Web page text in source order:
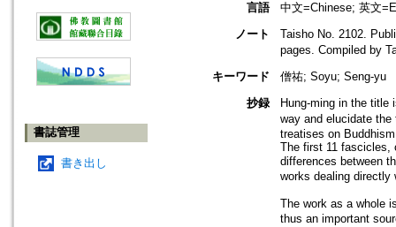
書誌管理
書き出し
言語
中文=Chinese; 英文
ノート
Taisho No. 2102.
pages. Compiled by
キーワード
僧祐; Soyu; Seng-yu
抄録
Hung-ming in the title
way and elucidate
treatises on
The first 11 fascicles,
differences between
works dealing directly
The work as a whole
thus an important